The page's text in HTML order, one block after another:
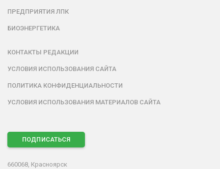
ПРЕДПРИЯТИЯ ЛПК
БИОЭНЕРГЕТИКА
КОНТАКТЫ РЕДАКЦИИ
УСЛОВИЯ ИСПОЛЬЗОВАНИЯ САЙТА
ПОЛИТИКА КОНФИДЕНЦИАЛЬНОСТИ
УСЛОВИЯ ИСПОЛЬЗОВАНИЯ МАТЕРИАЛОВ САЙТА
ПОДПИСАТЬСЯ
660068, Красноярск